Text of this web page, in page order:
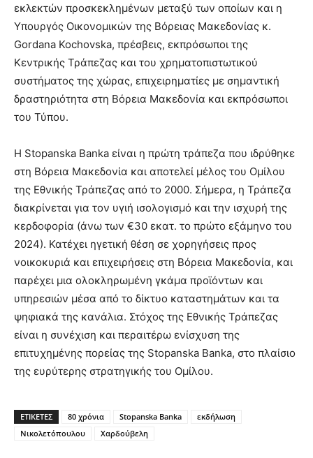
εκλεκτών προσκεκλημένων μεταξύ των οποίων και η
Υπουργός Οικονομικών της Βόρειας Μακεδονίας κ.
Gordana Kochovska, πρέσβεις, εκπρόσωποι της
Κεντρικής Τράπεζας και του χρηματοπιστωτικού
συστήματος της χώρας, επιχειρηματίες με σημαντική
δραστηριότητα στη Βόρεια Μακεδονία και εκπρόσωποι
του Τύπου.
Η Stopanska Banka είναι η πρώτη τράπεζα που ιδρύθηκε
στη Βόρεια Μακεδονία και αποτελεί μέλος του Ομίλου
της Εθνικής Τράπεζας από το 2000. Σήμερα, η Τράπεζα
διακρίνεται για τον υγιή ισολογισμό και την ισχυρή της
κερδοφορία (άνω των €30 εκατ. το πρώτο εξάμηνο του
2024). Κατέχει ηγετική θέση σε χορηγήσεις προς
νοικοκυριά και επιχειρήσεις στη Βόρεια Μακεδονία, και
παρέχει μια ολοκληρωμένη γκάμα προϊόντων και
υπηρεσιών μέσα από το δίκτυο καταστημάτων και τα
ψηφιακά της κανάλια. Στόχος της Εθνικής Τράπεζας
είναι η συνέχιση και περαιτέρω ενίσχυση της
επιτυχημένης πορείας της Stopanska Banka, στο πλαίσιο
της ευρύτερης στρατηγικής του Ομίλου.
ΕΤΙΚΕΤΕΣ 80 χρόνια Stopanska Banka
εκδήλωση
Νικολετόπουλου
Χαρδούβελη